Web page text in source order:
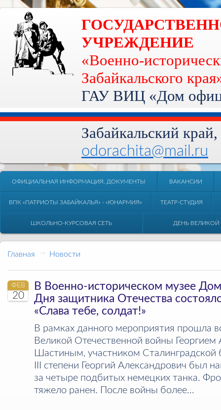
УЧРЕЖДЕНИЕ
«Военно-
Забайкальского
ГАУ ВИЦ «Дом
Забайкальский
odorachita@mail.ru
ОФИЦИАЛЬНАЯ ИНФОРМАЦИЯ. ДОКУМЕНТЫ ВАКАНСИИ
ВПК «ПАТРИОТЫ ЗАБАЙКАЛЬЯ» - «ЮНАРМИЯ» ТЕАТР-СТУДИЯ
ШКОЛЬНО-КУРСОВАЯ СЕТЬ ДЕНЬ
Главная → Новости
ФЕВ
20
В Военно-историческом музее
Дня защитника Отечества
«Слава тебе, солдат!»
В рамках данного мероприятия прошла
Великой Отечественной войны Георгием
Шастиным, участником
III степени Георгий Александрович был
за четыре подбитых немецких танка.
тяжело ранен. После войны более...